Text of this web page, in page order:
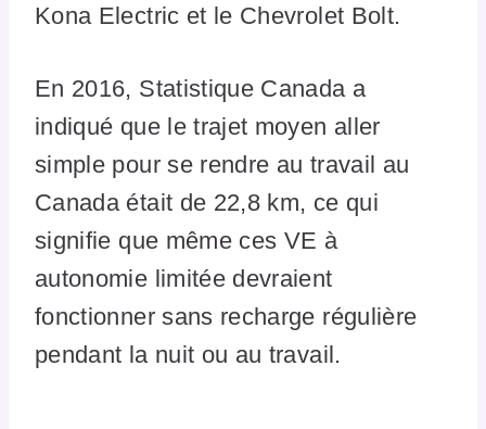
Kona Electric et le Chevrolet Bolt.
En 2016, Statistique Canada a
indiqué que le trajet moyen aller
simple pour se rendre au travail au
Canada était de 22,8 km, ce qui
signifie que même ces VE à
autonomie limitée devraient
fonctionner sans recharge régulière
pendant la nuit ou au travail.